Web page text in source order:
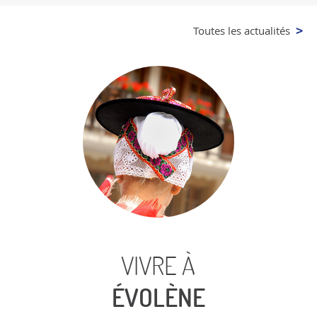
Toutes les actualités
VIVRE À
ÉVOLÈNE